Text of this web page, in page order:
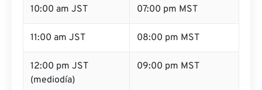
10:00 am JST 07:00 pm MST
11:00 am JST 08:00 pm MST
12:00 pm JST
(mediodía)
09:00 pm MST